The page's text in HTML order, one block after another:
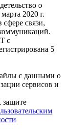
о
2020 г.
связи,
с
5
с данными о
сервисов и